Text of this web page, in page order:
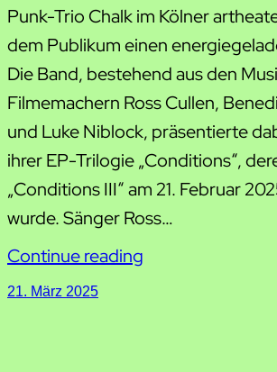
Punk-Trio Chalk im Kölner
dem Publikum einen
Die Band, bestehend aus den
Filmemachern Ross Cullen,
und Luke Niblock, präsentierte
ihrer EP-Trilogie „Conditions“,
„Conditions III“ am 21. Februar
wurde. Sänger Ross…
Continue reading
21. März 2025